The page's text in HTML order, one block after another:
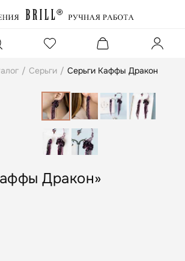
/ Серьги / Серьги Каффы Дракон
Дракон»